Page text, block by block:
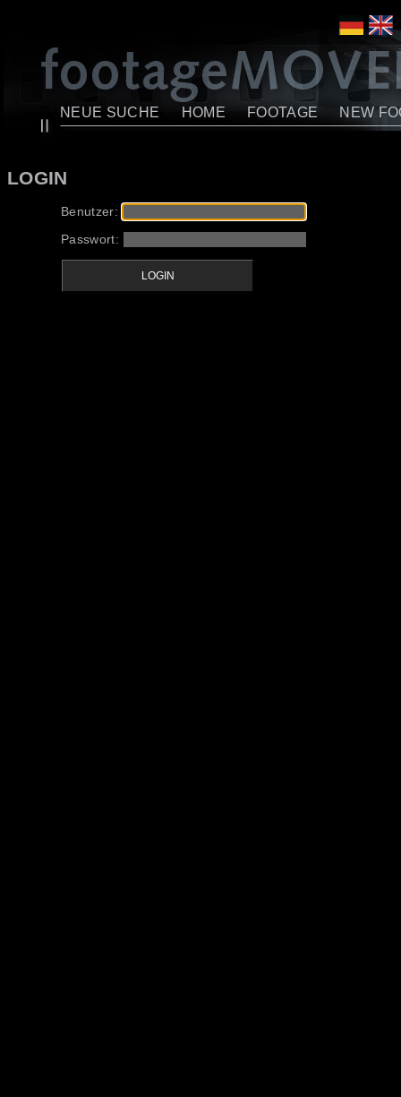
NEUE SUCHE HOME FOOTAGE NEW
LOGIN
Benutzer:
Passwort: